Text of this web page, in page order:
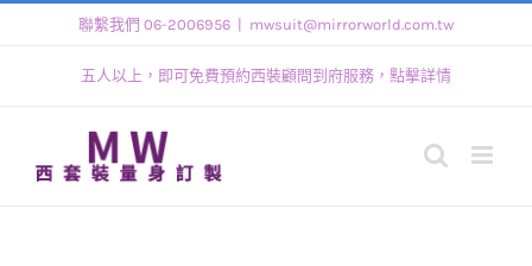
聯繫我們 06-2006956 mwsuit@mirrorworld.com.tw
五人以上，即可免費預約西裝顧問到府服務，點擊詳情